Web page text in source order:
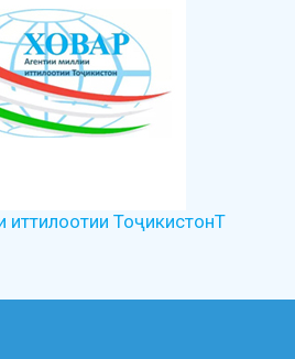
иттилоотии ТоҷикистонТ